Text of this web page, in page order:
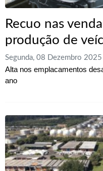
Recuo nas
produção de
Segunda, 08 Dezembro 2025
Alta nos emplacamentos
ano